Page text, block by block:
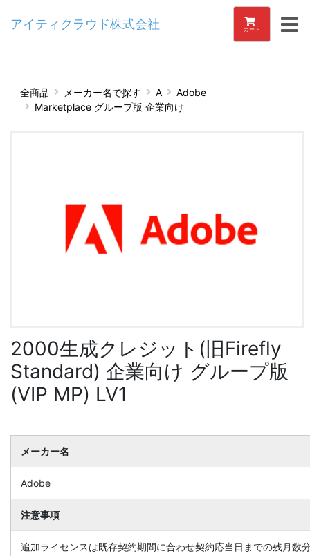
アイティクラウド株式会社 カート
全商品 メーカー名で探す A
Adobe
Marketplace グループ版 企業向け
2000生成クレジット(旧Firefly
Standard) 企業向け グループ版
(VIP MP) LV1
メーカー名
Adobe
注意事項
追加ライセンスは既存契約期間に合わせ契約応当日までの残月数